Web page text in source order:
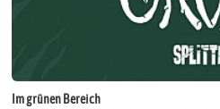
Im grünen Bereich